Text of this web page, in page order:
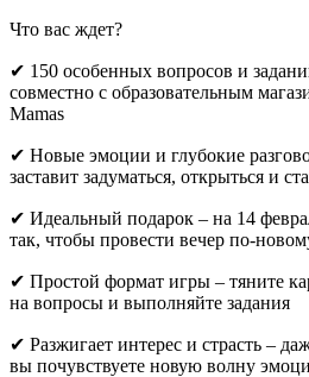
Что вас ждет?
✔ 150 особенных вопросов и
совместно с образовательным
Mamas
✔ Новые эмоции и глубокие
заставит задуматься, открыться и
✔ Идеальный подарок – на 14
так, чтобы провести вечер по-
✔ Простой формат игры – тяните
на вопросы и выполняйте задания
✔ Разжигает интерес и страсть –
вы почувствуете новую волну